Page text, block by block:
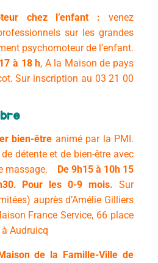
chez l’enfant : venez
sur les grandes
psychomoteur de l’enfant.
à 18 h, A la Maison de pays
Sur inscription au 03 21 00
bien-être animé par la PMI.
détente et de bien-être avec
massage.
De 9h15 à 10h 15
Pour les 0-9 mois.Sur
auprès d’Amélie Gilliers
France Service, 66 place
Audruicq
de la Famille-Ville de